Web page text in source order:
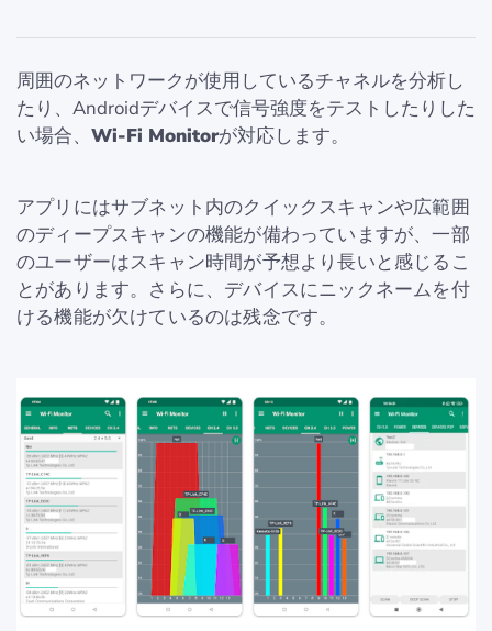
周囲のネットワークが使用しているチャネルを分析し
たり、Androidデバイスで信号強度をテストしたりした
い場合、 Wi-Fi Monitorが対応します。
アプリにはサブネット内のクイックスキャンや広範囲
のディープスキャンの機能が備わっていますが、一部
のユーザーはスキャン時間が予想より長いと感じるこ
とがあります。さらに、デバイスにニックネームを付
ける機能が欠けているのは残念です。